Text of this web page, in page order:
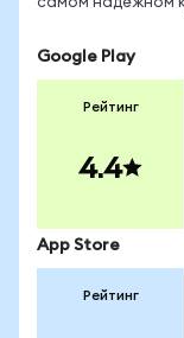
Google Play
Рейтинг
4.4
App Store
Рейтинг